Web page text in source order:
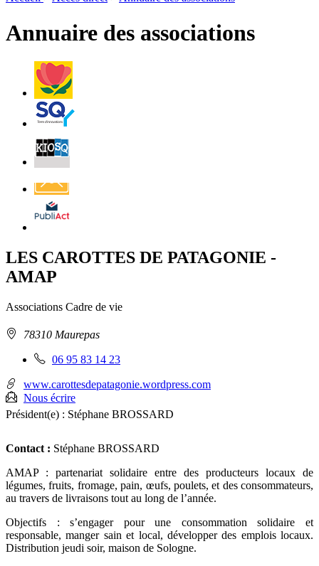
page
Annuaire des associations
Villes
et
Villages
Fleuris
Saint-
Quentin
Billetterie
Affichage
légal
LES CAROTTES DE PATAGONIE -
AMAP
Associations Cadre de vie
Adresse78310 Maurepas
Téléphone
:
06 95 83 14 23
www.carottesdepatagonie.wordpress.com
Nous écrire
Président(e) : Stéphane BROSSARD
Contact : Stéphane BROSSARD
AMAP : partenariat solidaire entre des producteurs locaux de
légumes, fruits, fromage, pain, œufs, poulets, et des consommateurs,
au travers de livraisons tout au long de l’année.
Objectifs : s’engager pour une consommation solidaire et
responsable, manger sain et local, développer des emplois locaux.
Distribution jeudi soir, maison de Sologne.